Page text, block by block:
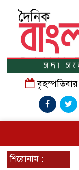
শিরোনাম :